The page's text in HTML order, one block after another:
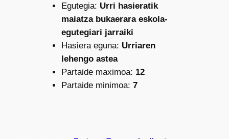
Egutegia: Urri hasieratik
maiatza bukaerara eskola-
egutegiari jarraiki
Hasiera eguna: Urriaren
lehengo astea
Partaide maximoa: 12
Partaide minimoa: 7